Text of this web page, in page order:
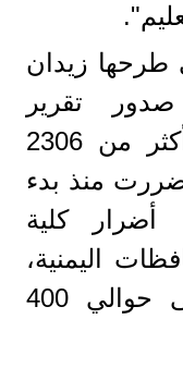
طرحها زيدان
تقرير
"اليونيسيف"؛ فإن هناك أكثر من 2306
منذ بدء
أضرار كلية
اليمنية،
بجملة خسائر وصلت إلى حوالي 400